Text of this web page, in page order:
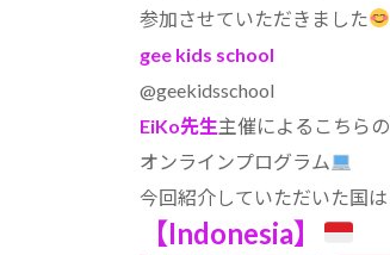
参加させていただきました
gee kids school
@geekidsschool
EiKo先生主催によるこちらの
オンラインプログラム
今回紹介していただいた国は
【Indonesia】